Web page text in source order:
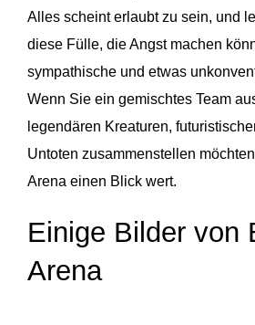
Alles scheint erlaubt zu sein, und
diese Fülle, die Angst machen
sympathische und etwas
Wenn Sie ein gemischtes Team
legendären Kreaturen,
Untoten zusammenstellen
Arena einen Blick wert.
Einige Bilder von
Arena